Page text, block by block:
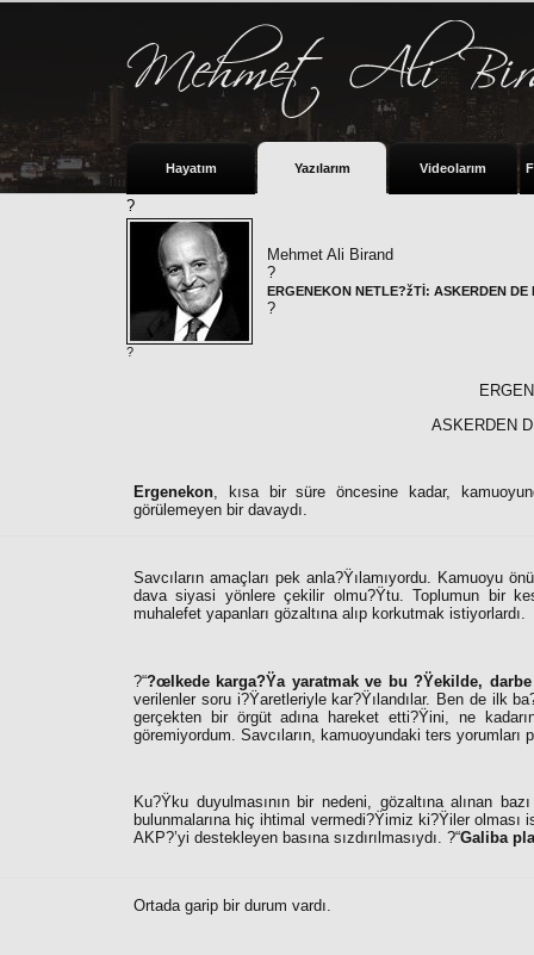
Hayatım Yazılarım Videolarım
?
Mehmet Ali Birand
?
ERGENEKON NETLE?žTİ: ASKERDEN DE
?
?
ASKERDEN
Ergenekon, kısa bir süre öncesine kadar,
görülemeyen bir davaydı.
Savcıların amaçları pek anla?Ÿılamıyordu. Kamuoyu
dava siyasi yönlere çekilir olmu?Ÿtu. Toplumun bir
muhalefet yapanları gözaltına alıp korkutmak istiyorlardı.
?“?œlkede karga?Ÿa yaratmak ve bu ?Ÿekilde,
verilenler soru i?Ÿaretleriyle kar?Ÿılandılar. Ben de ilk
gerçekten bir örgüt adına hareket etti?Ÿini, ne
göremiyordum. Savcıların, kamuoyundaki ters yorumları
Ku?Ÿku duyulmasının bir nedeni, gözaltına alınan
bulunmalarına hiç ihtimal vermedi?Ÿimiz ki?Ÿiler
AKP?’yi destekleyen basına sızdırılmasıydı. ?“Galiba
Ortada garip bir durum vardı.